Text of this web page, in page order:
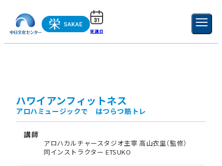
受講日 新規登録
ハワイアンフィットネス
アロハミュージックで はつらつ筋トレ
講師
アロハカルチャースタジオ主宰 高山衣里（監修）
同インストラクター ETSUKO